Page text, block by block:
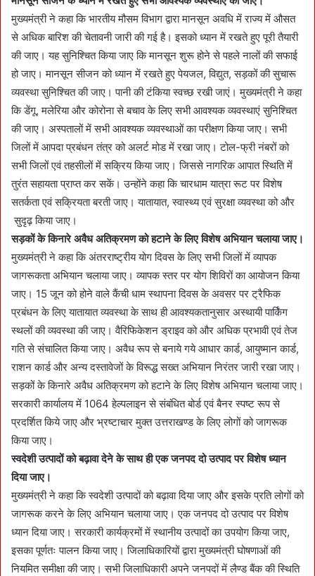
मुख्यमंत्री ने कहा कि भारतीय मौसम विभाग द्वारा मानसून अवधि में राज्य में औसत
से अधिक बारिश की चेतावनी जारी की गई है। इसको ध्यान में रखते हुए पूरी तैयारी
की जाए। यह सुनिश्चित किया जाए कि मानसून शुरू होने से पहले नालों की सफाई
हो जाए। मानसून सीजन को ध्यान में रखते हुए पेयजल, विद्युत, सड़कों की सुचारू
व्यवस्था सुनिश्चित की जाए। पानी की टंकिया स्वच्छ रखी जाएं। मुख्यमंत्री ने कहा
कि डेंगू, मलेरिया और कोरोना से बचाव के लिए सभी आवश्यक व्यवस्थाएं सुनिश्चित
की जाए। अस्पतालों में सभी आवश्यक व्यवस्थाओं का परीक्षण किया जाए। सभी
जिलों में आपदा प्रबंधन तंत्र को अलर्ट मोड में रखा जाए। टोल-फ्री नंबरों को
सभी जिलों एवं तहसीलों में सक्रिय किया जाए। जिससे नागरिक आपात स्थिति में
तुरंत सहायता प्राप्त कर सकें। उन्होंने कहा कि चारधाम यात्रा रूट पर विशेष
सतर्कता एवं सक्रियता बरती जाए। यातायात, स्वास्थ्य एवं सुरक्षा व्यवस्था को और
सुदृढ़ किया जाए।
सड़कों के किनारे अवैध अतिक्रमण को हटाने के लिए विशेष अभियान चलाया जाए।
मुख्यमंत्री ने कहा कि अंतरराष्ट्रीय योग दिवस के लिए सभी जिलों में व्यापक
जागरूकता अभियान चलाया जाए। व्यापक स्तर पर योग शिविरों का आयोजन किया
जाए। 15 जून को होने वाले कैंची धाम स्थापना दिवस के अवसर पर ट्रैफिक
प्रबंधन के लिए यातायात व्यवस्था के साथ ही आवश्यकतानुसार अस्थायी पार्किंग
स्थलों की व्यवस्था की जाए। वैरिफिकेशन ड्राइव को और अधिक प्रभावी एवं तेज
गति से संचालित किया जाए। अवैध रूप से बनाये गये आधार कार्ड, आयुष्मान कार्ड,
राशन कार्ड और अन्य दस्तावेजों के विरूद्ध सख्त अभियान निरंतर जारी रखा जाए।
सड़कों के किनारे अवैध अतिक्रमण को हटाने के लिए विशेष अभियान चलाया जाए।
सरकारी कार्यालय में 1064 हेल्पलाइन से संबंधित बोर्ड एवं बैनर स्पष्ट रूप से
प्रदर्शित किये जाए और भ्रष्टाचार मुक्त उत्तराखण्ड के लिए लोगों को जागरूक
किया जाए।
स्वदेशी उत्पादों को बढ़ावा देने के साथ ही एक जनपद दो उत्पाद पर विशेष ध्यान
दिया जाए।
मुख्यमंत्री ने कहा कि स्वदेशी उत्पादों को बढ़ावा दिया जाए और इसके प्रति लोगों को
जागरूक करने के लिए अभियान चलाया जाए। एक जनपद दो उत्पाद पर विशेष
ध्यान दिया जाए। सरकारी कार्यक्रमों में स्थानीय उत्पादों का उपयोग किया जाए,
इसका पूर्णतः पालन किया जाए। जिलाधिकारियों द्वारा मुख्यमंत्री घोषणाओं की
नियमित समीक्षा की जाए। सभी जिलाधिकारी अपने जनपदों में लैण्ड बैंक की स्थिति